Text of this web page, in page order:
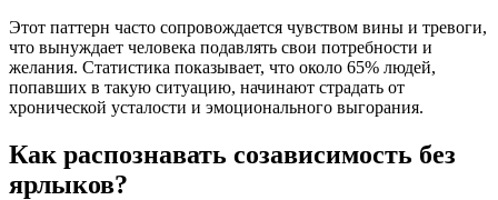
Этот паттерн часто сопровождается чувством вины и тревоги,
что вынуждает человека подавлять свои потребности и
желания. Статистика показывает, что около 65% людей,
попавших в такую ситуацию, начинают страдать от
хронической усталости и эмоционального выгорания.
Как распознавать созависимость без
ярлыков?